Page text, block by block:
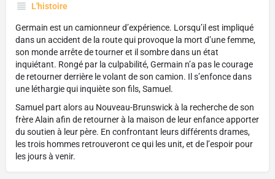
L'histoire
Germain est un camionneur d’expérience. Lorsqu’il est impliqué
dans un accident de la route qui provoque la mort d’une femme,
son monde arrête de tourner et il sombre dans un état
inquiétant. Rongé par la culpabilité, Germain n’a pas le courage
de retourner derrière le volant de son camion. Il s’enfonce dans
une léthargie qui inquiète son fils, Samuel.
Samuel part alors au Nouveau-Brunswick à la recherche de son
frère Alain afin de retourner à la maison de leur enfance apporter
du soutien à leur père. En confrontant leurs différents drames,
les trois hommes retrouveront ce qui les unit, et de l’espoir pour
les jours à venir.